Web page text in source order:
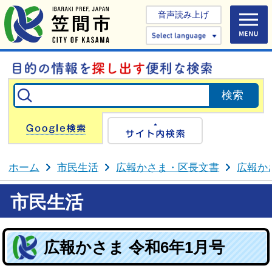
音声読み上げ
Select
Google検索
ホーム 市民生活 広報かさま・区長文書 広報か
市民生活
広報かさま 令和6年1月号